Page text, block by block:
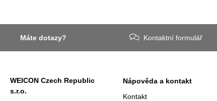
Máte dotazy? Kontaktní formulář
WEICON Czech Republic
s.r.o.
Nápověda a kontakt
Kontakt